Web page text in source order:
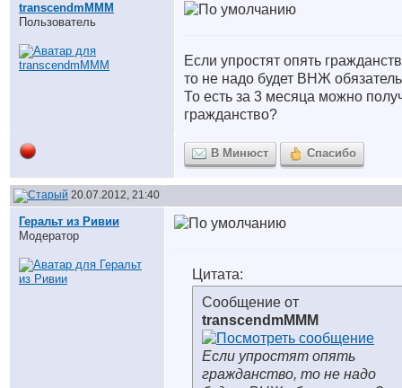
transcendmMMM
Пользователь
Если упростят опять
то не надо будет ВНЖ
То есть за 3 месяца можно
гражданство?
В Минюст Спасибо
20.07.2012, 21:40
Геральт из Ривии
Модератор
Цитата:
Сообщение от
transcendmMMM
Если упростят опять
гражданство, то не надо